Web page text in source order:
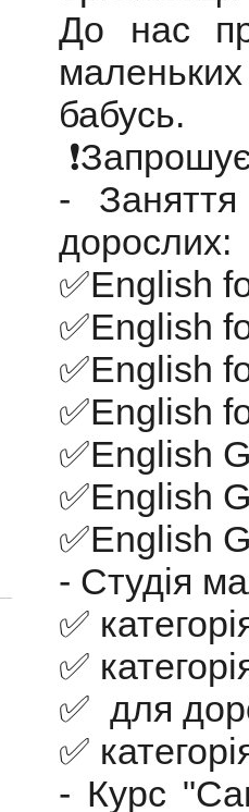
До нас
бабусь.
-
дорослих:
✅English
✅English
✅English
✅English
✅English
✅English
✅English
- Студія
✅
✅
✅ для
✅
- Курс